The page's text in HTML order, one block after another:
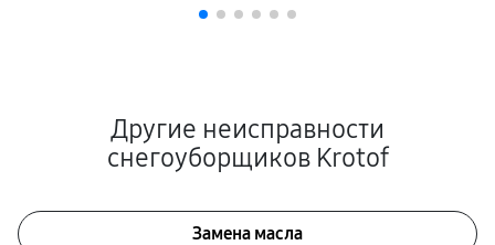
Другие неисправности
снегоуборщиков Krotof
Замена масла